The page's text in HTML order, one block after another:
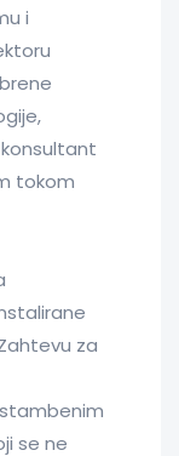
i
tokom
za
se ne